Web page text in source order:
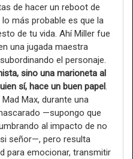
de hacer un reboot de
más probable es que la
de tu vida. Ahí Miller fue
una jugada maestra
el personaje.
sino una marioneta al
sí, hace un buen papel.
Max, durante una
—supongo que
al impacto de no
señor—, pero resulta
para emocionar, transmitir